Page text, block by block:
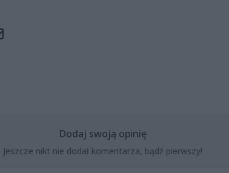
Dodaj swoją opinię
Jeszcze nikt nie dodał komentarza, bądź pierwszy!